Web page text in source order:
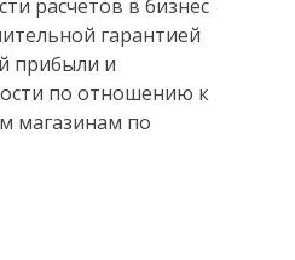
расчетов в бизнес
гарантией
прибыли и
по отношению к
магазинам по